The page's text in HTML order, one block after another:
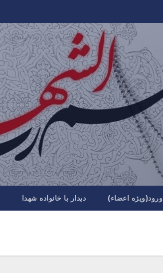
ورود(ویژه اعضاء) دیدار با خانواده شهدا